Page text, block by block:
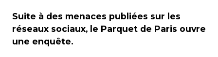
Suite à des menaces publiées sur les
réseaux sociaux, le Parquet de Paris ouvre
une enquête.